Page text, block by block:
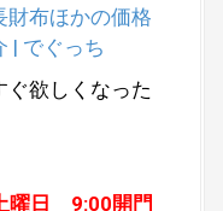
財布ほかの価格
| でぐっち
ぐ欲しくなった
曜日 9:00開門